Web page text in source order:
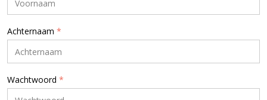
Achternaam *
Wachtwoord *